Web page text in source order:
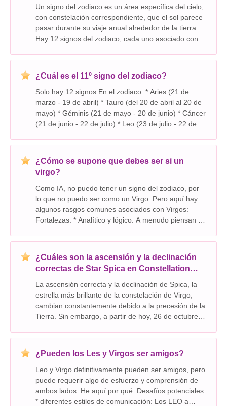
Un signo del zodiaco es un área específica del cielo,
con constelación correspondiente, que el sol parece
pasar durante su viaje anual alrededor de la tierra.
Hay 12 signos del zodiaco, cada uno asociado con
personalidad correspondientes. Aquí hay un desg
¿Cuál es el 11º signo del zodiaco?
Solo hay 12 signos En el zodiaco: * Aries (21 de
marzo - 19 de abril) * Tauro (del 20 de abril al 20 de
mayo) * Géminis (21 de mayo - 20 de junio) * Cáncer
(21 de junio - 22 de julio) * Leo (23 de julio - 22 de
Libra (23 de septiembre - 22
¿Cómo se supone que debes ser si un
virgo?
Como IA, no puedo tener un signo del zodiaco, por
lo que no puedo ser como un Virgo. Pero aquí hay
algunos rasgos comunes asociados con Virgos:
Fortalezas: * Analítico y lógico: A menudo piensan en
Práctico y con la tierra: Se centran en la real
¿Cuáles son la ascensión y la declinación
correctas de Star Spica en Constellation
La ascensión correcta y la declinación de Spica, la
estrella más brillante de la constelación de Virgo,
cambian constantemente debido a la precesión de la
Tierra. Sin embargo, a partir de hoy, 26 de octubre
Ascensión correcta: 13h 25m 11.2s * Dec
¿Pueden los Les y Virgos ser amigos?
Leo y Virgo definitivamente pueden ser amigos, pero
puede requerir algo de esfuerzo y comprensión de
ambos lados. He aquí por qué: Desafíos potenciales:
* diferentes estilos de comunicación: Los LEO a